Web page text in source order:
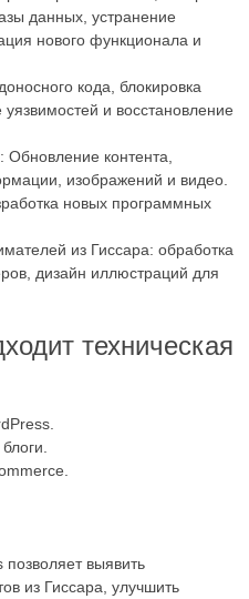
данных, устранение
нового функционала и
кода, блокировка
и восстановление
контента,
изображений и видео.
новых программных
из Гиссара: обработка
дизайн иллюстраций для
техническая
выявить
из Гиссара, улучшить